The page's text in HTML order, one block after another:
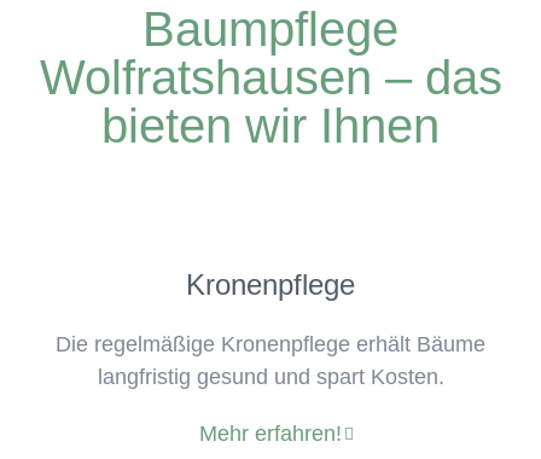
Baumpflege
Wolfratshausen – das
bieten wir Ihnen
Kronenpflege
Die regelmäßige Kronenpflege erhält Bäume
langfristig gesund und spart Kosten.
Mehr erfahren!